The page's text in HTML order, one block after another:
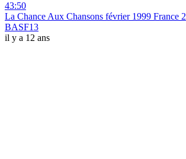
43:50
La Chance Aux Chansons février 1999 France 2
BASF13
il y a 12 ans